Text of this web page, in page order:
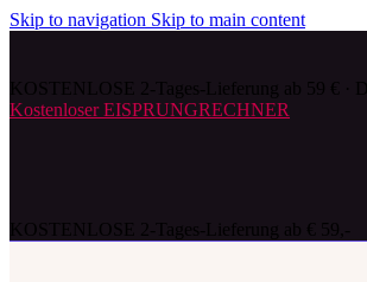
Skip to navigation Skip to main content
Kostenloser EISPRUNGRECHNER